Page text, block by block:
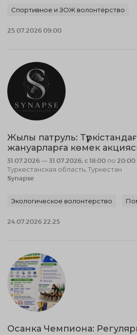
Спортивное и ЗОЖ волонтёрство
25.07.2026 09:00
Жылы патруль:
жануарларға көмек
31.07.2026 — 31.07.2026, c 18:00 по 20:00
Туркестанская область, Туркестан
Synapse
Экологическое волонтерство
24.07.2026 22:25
Осанка Чемпиона: